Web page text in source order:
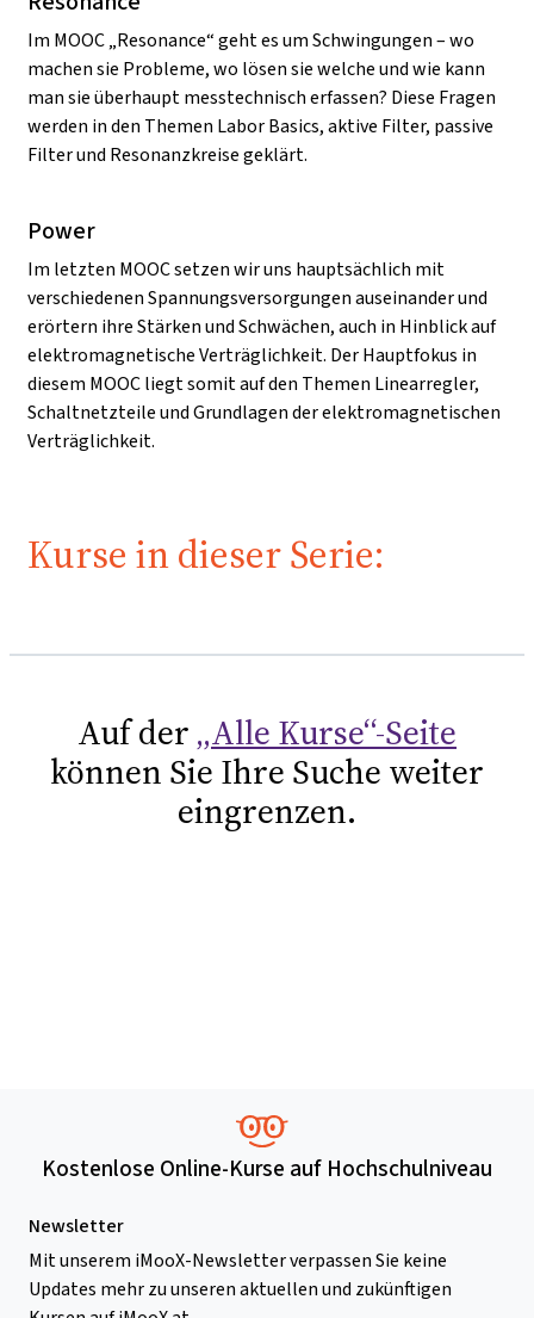
Im MOOC „Resonance“ geht es um Schwingungen – wo
machen sie Probleme, wo lösen sie welche und wie kann
man sie überhaupt messtechnisch erfassen? Diese Fragen
werden in den Themen Labor Basics, aktive Filter, passive
Filter und Resonanzkreise geklärt.
Power
Im letzten MOOC setzen wir uns hauptsächlich mit
verschiedenen Spannungsversorgungen auseinander und
erörtern ihre Stärken und Schwächen, auch in Hinblick auf
elektromagnetische Verträglichkeit. Der Hauptfokus in
diesem MOOC liegt somit auf den Themen Linearregler,
Schaltnetzteile und Grundlagen der elektromagnetischen
Verträglichkeit.
Kurse in dieser Serie:
Auf der „Alle Kurse“-Seite
können Sie Ihre Suche weiter
eingrenzen.
Kostenlose Online-Kurse auf Hochschulniveau
Newsletter
Mit unserem iMooX-Newsletter verpassen Sie keine
Updates mehr zu unseren aktuellen und zukünftigen